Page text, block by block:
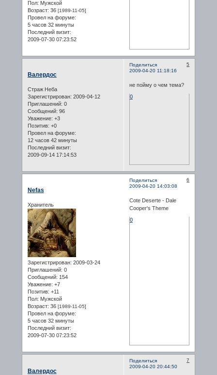
Пол: Мужской
Возраст: 36 [1989-11-05]
Провел на форуме:
5 часов 32 минуты
Последний визит:
2009-07-30 07:23:52
Поделиться
5
2009-04-20 11:18:16
Валердос
Страж Неба
Зарегистрирован: 2009-04-12
Приглашений: 0
Сообщений: 96
Уважение: +3
Позитив: +0
Провел на форуме:
12 часов 42 минуты
Последний визит:
2009-09-14 17:14:53
не пойму о чем тема?
0
Поделиться
6
2009-04-20 14:03:08
Nefas
Хранитель
Зарегистрирован: 2009-03-24
Приглашений: 0
Сообщений: 154
Уважение: +7
Позитив: +11
Пол: Мужской
Возраст: 36 [1989-11-05]
Провел на форуме:
5 часов 32 минуты
Последний визит:
2009-07-30 07:23:52
Cote Deserte - Dale
Cooper's Theme
0
Поделиться
7
2009-04-20 20:44:50
Валердос